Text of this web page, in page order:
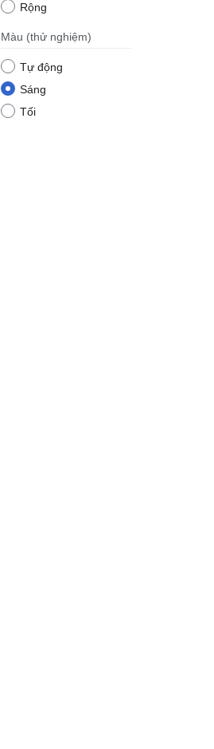
Rộng
Màu (thử nghiệm)
Tự động
Sáng
Tối